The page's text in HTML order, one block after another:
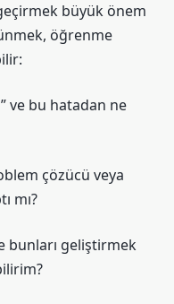
büyük önem
öğrenme
ve bu hatadan ne
çözücü veya
mı?
bunları geliştirmek